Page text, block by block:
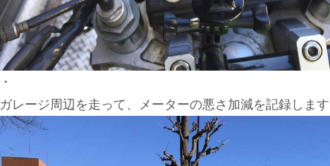
・
ガレージ周辺を走って、メーターの悪さ加減を記録しま